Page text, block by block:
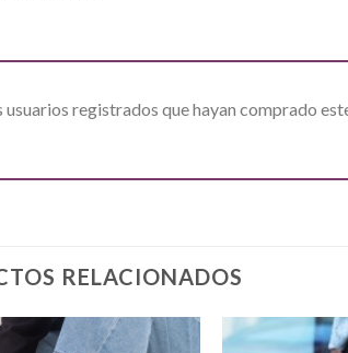
usuarios registrados que hayan comprado
RELACIONADOS